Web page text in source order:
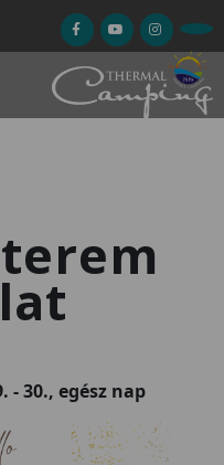
a tartalomra
-30., egész nap